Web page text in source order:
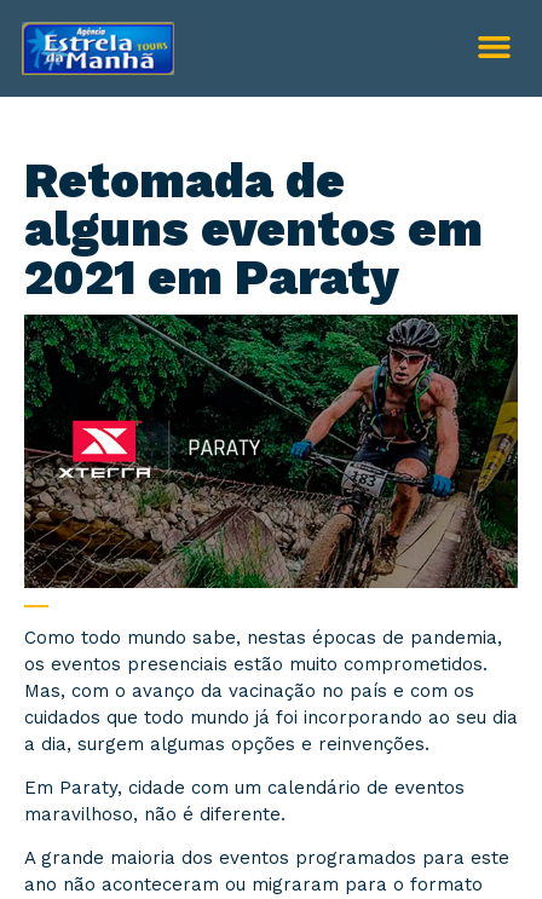
Retomada de
alguns eventos em
2021 em Paraty
Como todo mundo sabe, nestas épocas de pandemia,
os eventos presenciais estão muito comprometidos.
Mas, com o avanço da vacinação no país e com os
cuidados que todo mundo já foi incorporando ao seu dia
a dia, surgem algumas opções e reinvenções.
Em Paraty, cidade com um calendário de eventos
maravilhoso, não é diferente.
A grande maioria dos eventos programados para este
ano não aconteceram ou migraram para o formato